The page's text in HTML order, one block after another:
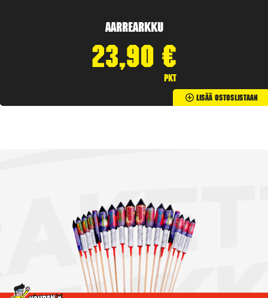
Aarrearkku
23,90 €
pkt
Lisää Ostoslistaan